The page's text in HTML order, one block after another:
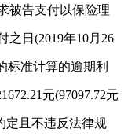
被告支付以保险理
之日(2019年10月26
标准计算的逾期利
元(97097.72元
定且不违反法律规